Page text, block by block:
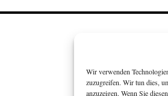
Wir verwenden
zuzugreifen. Wir tun dies,
anzuzeigen. Wenn Sie